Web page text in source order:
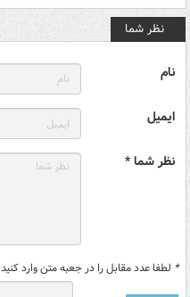
نظر شما
نام
ایمیل
نظر شما *
* لطفا عدد مقابل را در جعبه متن وارد کنید